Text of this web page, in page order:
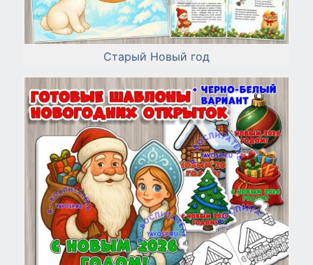
Старый Новый год